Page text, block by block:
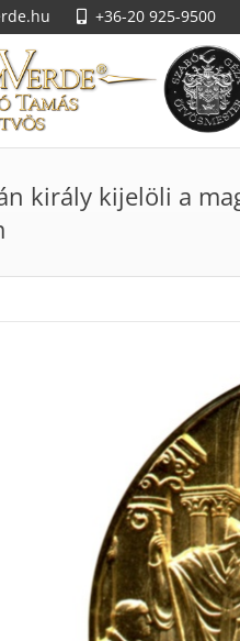
+36-20 925-9500
király kijelöli a